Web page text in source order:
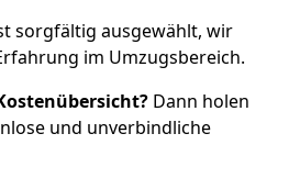
sorgfältig ausgewählt, wir
im Umzugsbereich.
Dann holen
und unverbindliche